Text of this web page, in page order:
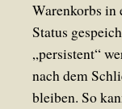
Warenkorbs in
Status
„persistent“
nach dem
bleiben. So